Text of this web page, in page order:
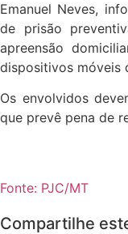
Emanuel Neves,
de prisão
apreensão
dispositivos móveis
Os envolvidos
que prevê pena de
Fonte: PJC/MT
Compartilhe